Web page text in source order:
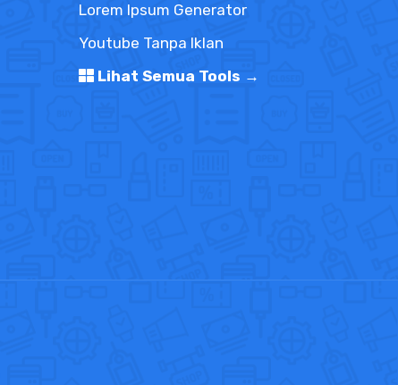
Lorem Ipsum Generator
Youtube Tanpa Iklan
Lihat Semua Tools →